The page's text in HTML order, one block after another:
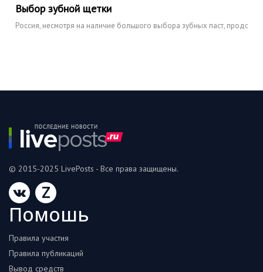
Выбор зубной щетки
Россия, несмотря на наличие большого выбора зубных паст,
© 2015-2025 LivePosts - Все права защищены.
Z
Помошь
Правила участия
Правила публикаций
Вывод средств